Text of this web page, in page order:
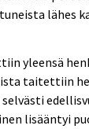
lähes
yleensä
taitettiin
lisääntyi